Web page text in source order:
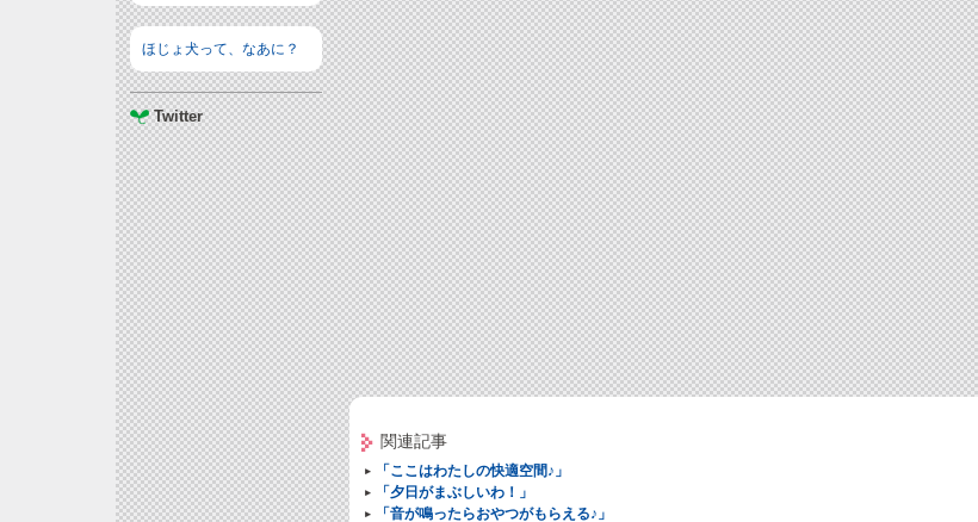
ほじょ犬って、なあに？
Twitter
関連記事
「ここはわたしの快適空間♪」
「夕日がまぶしいわ！」
「音が鳴ったらおやつがもらえる♪」